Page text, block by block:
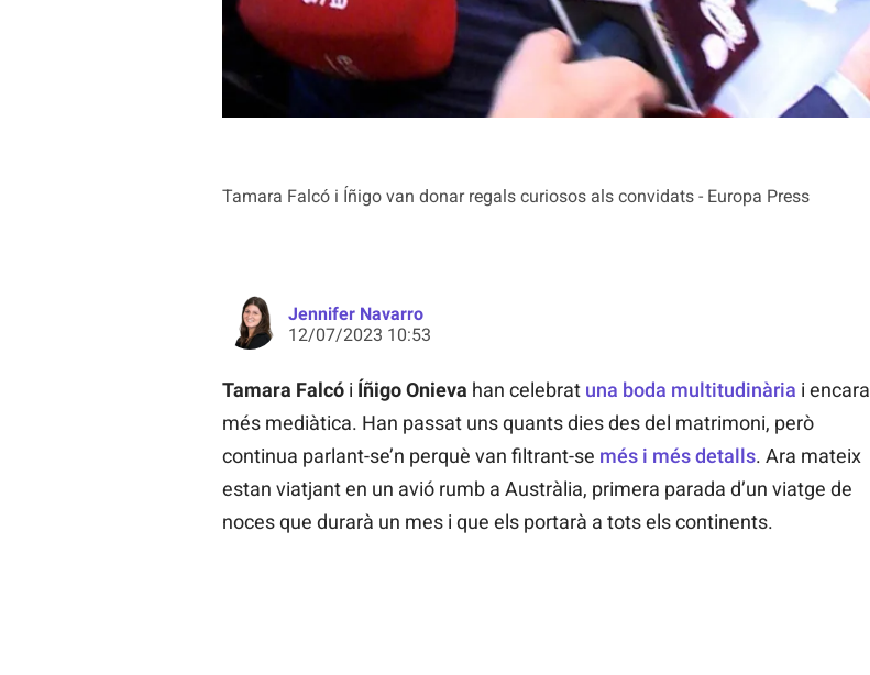
Tamara Falcó i Íñigo van donar regals curiosos als convidats - Europa Press
Jennifer Navarro
12/07/2023 10:53
Tamara Falcói Íñigo Onieva han celebrat una boda multitudinària i encara
més mediàtica. Han passat uns quants dies des del matrimoni, però
continua parlant-se’n perquè van filtrant-se més i més detalls. Ara mateix
estan viatjant en un avió rumb a Austràlia, primera parada d’un viatge de
noces que durarà un mes i que els portarà a tots els continents.